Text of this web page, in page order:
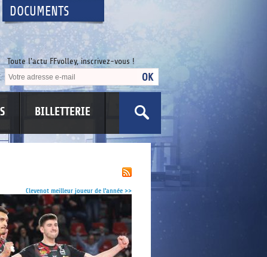
DOCUMENTS
Toute l'actu FFvolley, inscrivez-vous !
BILLETTERIE
Clevenot meilleur joueur de l'année >>